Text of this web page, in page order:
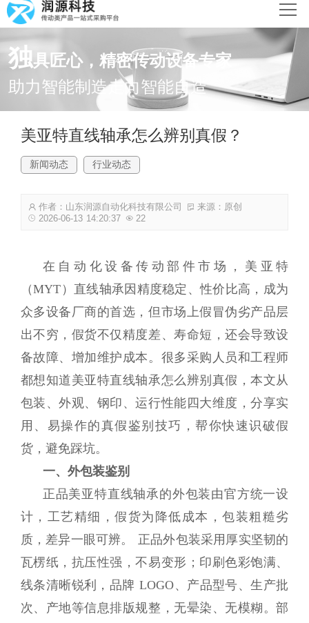
网站首页
产品中心
解决方案
关于润源
联系我们
独具匠心，精密传动设备专家
助力智能制造走向智能自造
美亚特直线轴承怎么辨别真假？
新闻动态 行业动态
作者：山东润源自动化科技有限公司
来源：原创
2026-06-13 14:20:37
22
在自动化设备传动部件市场，美亚特
（MYT）直线轴承因精度稳定、性价比高，成为
众多设备厂商的首选，但市场上假冒伪劣产品层
出不穷，假货不仅精度差、寿命短，还会导致设
备故障、增加维护成本。很多采购人员和工程师
都想知道美亚特直线轴承怎么辨别真假，本文从
包装、外观、钢印、运行性能四大维度，分享实
用、易操作的真假鉴别技巧，帮你快速识破假
货，避免踩坑。
一、外包装鉴别
正品美亚特直线轴承的外包装由官方统一设
计，工艺精细，假货为降低成本，包装粗糙劣
质，差异一眼可辨。 正品外包装采用厚实坚韧的
瓦楞纸，抗压性强，不易变形；印刷色彩饱满、
线条清晰锐利，品牌 LOGO、产品型号、生产批
次、产地等信息排版规整，无晕染、无模糊。部